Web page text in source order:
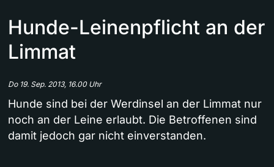
Hunde-Leinenpflicht an der
Limmat
Do 19. Sep. 2013, 16.00 Uhr
Hunde sind bei der Werdinsel an der Limmat nur
noch an der Leine erlaubt. Die Betroffenen sind
damit jedoch gar nicht einverstanden.